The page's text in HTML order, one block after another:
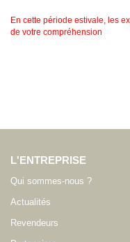
En cette période estivale, les
de votre compréhension
L'ENTREPRISE
Qui sommes-nous ?
Actualités
Revendeurs